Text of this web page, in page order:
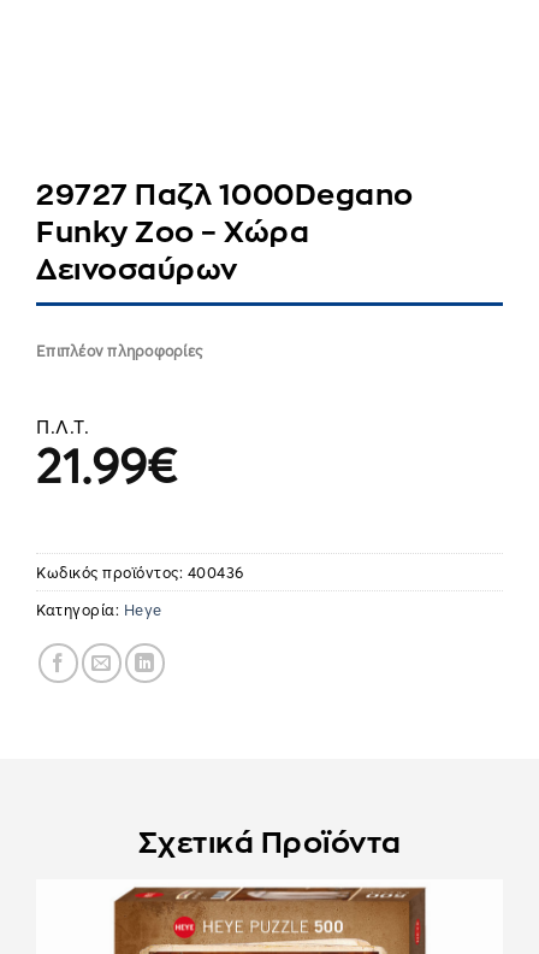
29727 Παζλ 1000Degano
Funky Zoo – Χώρα
Δεινοσαύρων
Επιπλέον πληροφορίες
Π.Λ.Τ.
21.99€
Κωδικός προϊόντος: 400436
Κατηγορία: Heye
Σχετικά Προϊόντα